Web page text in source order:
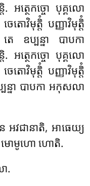
អត្ថេកច្ចោ បុគ្គលោ
ោវិមុត្តិំ បញ្ញាវិមុត្តិំ
ឧប្បន្នា បាបកា
អត្ថេកច្ចោ បុគ្គលោ
ោវិមុត្តិំ បញ្ញាវិមុត្តិំ
នា បាបកា អកុសលា
អវជានាតិ, អាធេយ្យ
ោមូហោ ហោតិ.
.